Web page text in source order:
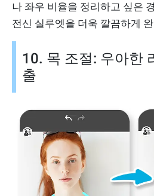
나 좌우 비율을 정리하고 싶은
전신 실루엣을 더욱 깔끔하게
10. 목 조절: 우아한
출